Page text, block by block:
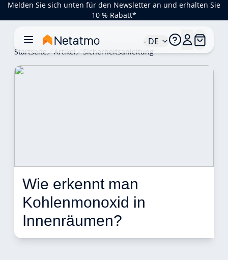
Melden Sie sich unten für den Newsletter an und erhalten Sie
10 % Rabatt*
- DE
Startseite Artikel Sicherheitsanleitung
Wie erkennt man
Kohlenmonoxid in
Innenräumen?